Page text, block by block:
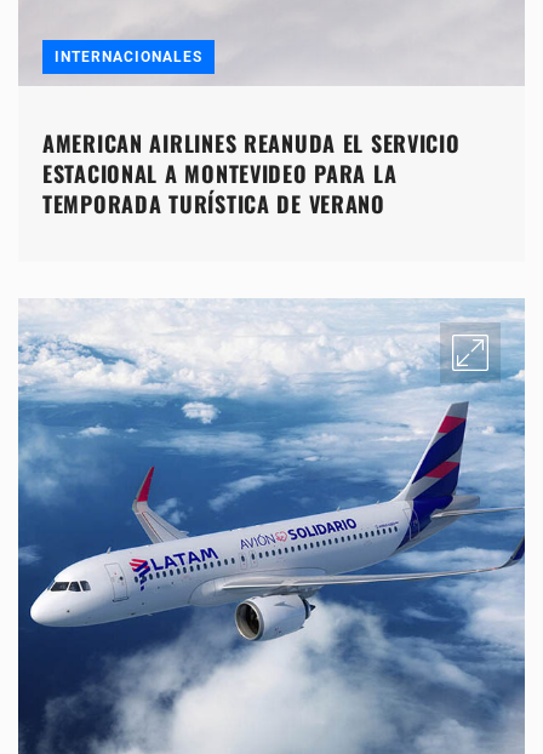
INTERNACIONALES
AMERICAN AIRLINES REANUDA EL SERVICIO
ESTACIONAL A MONTEVIDEO PARA LA
TEMPORADA TURÍSTICA DE VERANO